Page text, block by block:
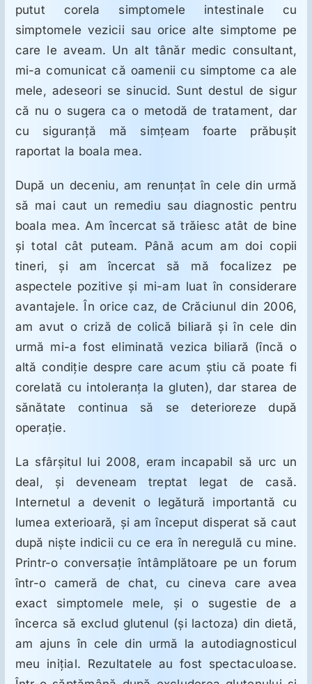
putut corela simptomele intestinale cu
simptomele vezicii sau orice alte simptome pe
care le aveam. Un alt tânăr medic consultant,
mi-a comunicat că oamenii cu simptome ca ale
mele, adeseori se sinucid. Sunt destul de sigur
că nu o sugera ca o metodă de tratament, dar
cu siguranţă mă simţeam foarte prăbuşit
raportat la boala mea.
După un deceniu, am renunţat în cele din urmă
să mai caut un remediu sau diagnostic pentru
boala mea. Am încercat să trăiesc atât de bine
şi total cât puteam. Până acum am doi copii
tineri, şi am încercat să mă focalizez pe
aspectele pozitive şi mi-am luat în considerare
avantajele. În orice caz, de Crăciunul din 2006,
am avut o criză de colică biliară şi în cele din
urmă mi-a fost eliminată vezica biliară (încă o
altă condiţie despre care acum ştiu că poate fi
corelată cu intoleranţa la gluten), dar starea de
sănătate continua să se deterioreze după
operaţie.
La sfârşitul lui 2008, eram incapabil să urc un
deal, şi deveneam treptat legat de casă.
Internetul a devenit o legătură importantă cu
lumea exterioară, şi am început disperat să caut
după nişte indicii cu ce era în neregulă cu mine.
Printr-o conversaţie întâmplătoare pe un forum
într-o cameră de chat, cu cineva care avea
exact simptomele mele, şi o sugestie de a
încerca să exclud glutenul (şi lactoza) din dietă,
am ajuns în cele din urmă la autodiagnosticul
meu iniţial. Rezultatele au fost spectaculoase.